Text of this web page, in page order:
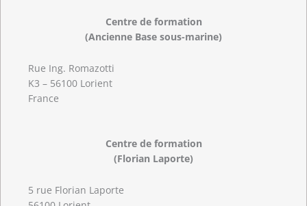
Centre de formation
(Ancienne Base sous-marine)
Rue Ing. Romazotti
K3 – 56100 Lorient
France
Centre de formation
(Florian Laporte)
5 rue Florian Laporte